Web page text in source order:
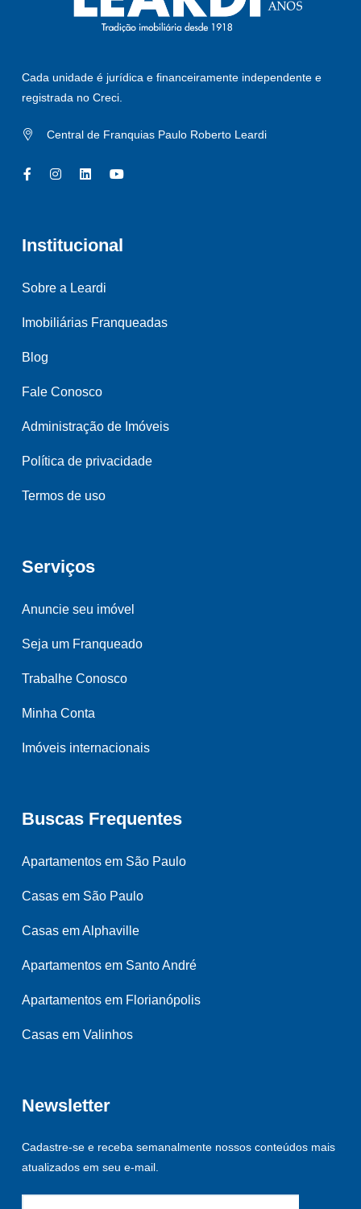
Cada unidade é jurídica e financeiramente independente e
registrada no Creci.
Central de Franquias Paulo Roberto Leardi
Institucional
Sobre a Leardi
Imobiliárias Franqueadas
Blog
Fale Conosco
Administração de Imóveis
Política de privacidade
Termos de uso
Serviços
Anuncie seu imóvel
Seja um Franqueado
Trabalhe Conosco
Minha Conta
Imóveis internacionais
Buscas Frequentes
Apartamentos em São Paulo
Casas em São Paulo
Casas em Alphaville
Apartamentos em Santo André
Apartamentos em Florianópolis
Casas em Valinhos
Newsletter
Cadastre-se e receba semanalmente nossos conteúdos mais
atualizados em seu e-mail.